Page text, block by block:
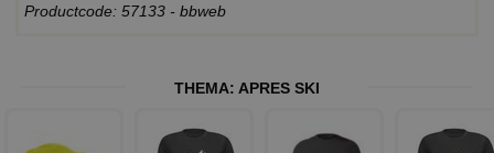
Productcode: 57133 - bbweb
THEMA: APRES SKI